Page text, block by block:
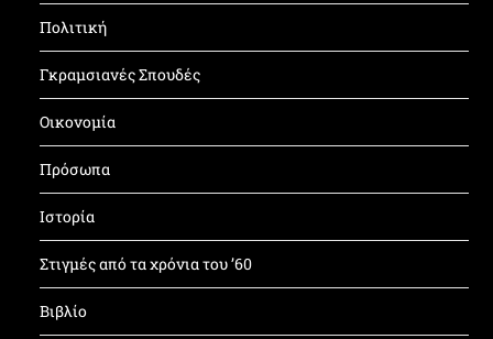
Πολιτική
Γκραμσιανές Σπουδές
Οικονομία
Πρόσωπα
Ιστορία
Στιγμές από τα χρόνια του ’60
Βιβλίο